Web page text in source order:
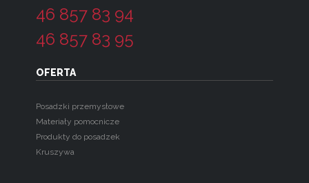
46 857 83 94
46 857 83 95
OFERTA
Posadzki przemysłowe
Materiały pomocnicze
Produkty do posadzek
Kruszywa